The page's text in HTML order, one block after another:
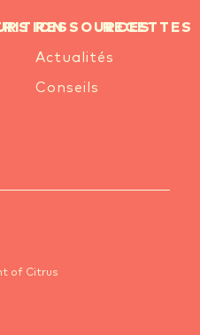
RECETTES
RESSOURCES
Actualités
Conseils
of Citrus